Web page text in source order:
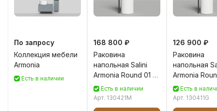
По запросу
Коллекция мебели
Armonia
Есть в наличии
168 800 ₽
Раковина
напольная Salini
Armonia Round 01 S-
Stone 130421M
белая матовая
Есть в наличии
Арт. 130421M
126 900 ₽
Раковина
напольная
Armonia
Sense
белая
Есть в
Арт. 130411G